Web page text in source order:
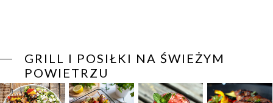
GRILL I POSIŁKI NA ŚWIEŻYM
POWIETRZU